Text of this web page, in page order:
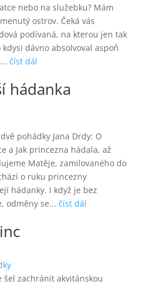
nebo na služebku? Mám
ostrov. Čeká vás
podívaná, na kterou jen tak
kdysi dávno absolvoval aspoň
číst dál
hádanka
pohádky Jana Drdy: O
a Jak princezna hádala, až
Matěje, zamilovaného do
o ruku princezny
hádanky. I když je bez
odměny se... číst dál
šel zachránit akvitánskou